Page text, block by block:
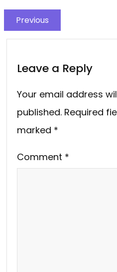
Previous
Leave a Reply
Your email address
published. Required
marked *
Comment *